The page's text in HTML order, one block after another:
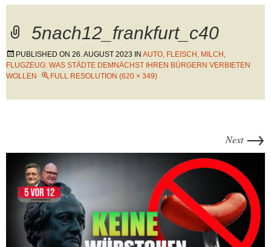
5nach12_frankfurt_c40
PUBLISHED ON 26. AUGUST 2023 IN AUTO, FLEISCH, MILCH,
FLUGZEUG: WAS STÄDTE DEMNÄCHST IHREN BÜRGERN VERBIETEN
WOLLEN
FULL RESOLUTION (620 × 349)
Next →